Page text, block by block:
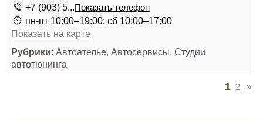
+7 (903) 5...Показать телефон
пн-пт 10:00–19:00; сб 10:00–17:00
Показать на карте
Рубрики: Автоателье, Автосервисы, Студии
автотюнинга
1 2 »